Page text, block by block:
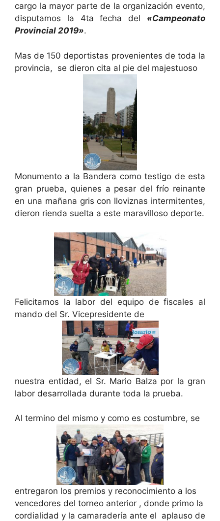
cargo la mayor parte de la organización evento,
disputamos la 4ta fecha del «Campeonato
Provincial 2019».
Mas de 150 deportistas provenientes de toda la
provincia, se dieron cita al pie del majestuoso
Monumento a la Bandera como testigo de esta
gran prueba, quienes a pesar del frío reinante
en una mañana gris con lloviznas intermitentes,
dieron rienda suelta a este maravilloso deporte.
Felicitamos la labor del equipo de fiscales al
mando del Sr. Vicepresidente de
nuestra entidad, el Sr. Mario Balza por la gran
labor desarrollada durante toda la prueba.
Al termino del mismo y como es costumbre, se
entregaron los premios y reconocimiento a los
vencedores del torneo anterior , donde primo la
cordialidad y la camaradería ante el aplauso de